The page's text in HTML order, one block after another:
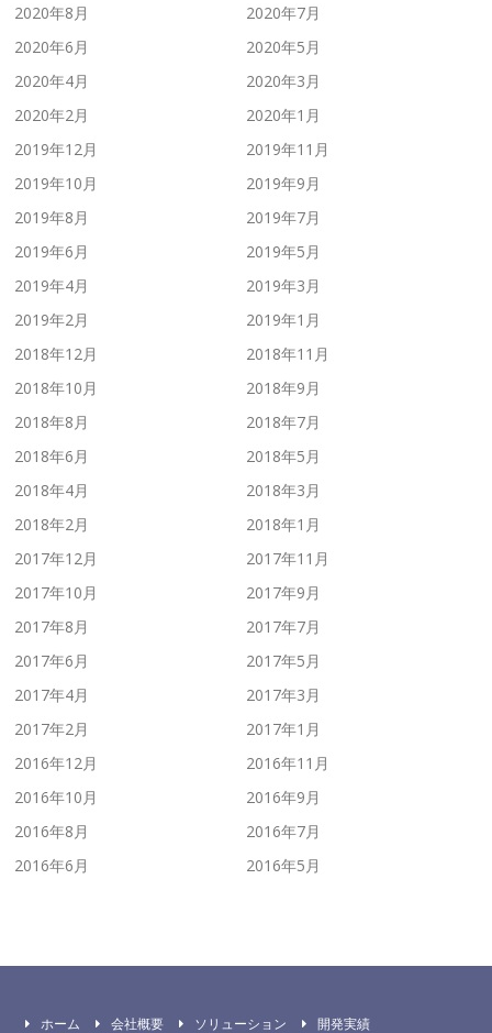
2020年8月
2020年7月
2020年6月
2020年5月
2020年4月
2020年3月
2020年2月
2020年1月
2019年12月
2019年11月
2019年10月
2019年9月
2019年8月
2019年7月
2019年6月
2019年5月
2019年4月
2019年3月
2019年2月
2019年1月
2018年12月
2018年11月
2018年10月
2018年9月
2018年8月
2018年7月
2018年6月
2018年5月
2018年4月
2018年3月
2018年2月
2018年1月
2017年12月
2017年11月
2017年10月
2017年9月
2017年8月
2017年7月
2017年6月
2017年5月
2017年4月
2017年3月
2017年2月
2017年1月
2016年12月
2016年11月
2016年10月
2016年9月
2016年8月
2016年7月
2016年6月
2016年5月
ホーム 会社概要 ソリューション 開発実績